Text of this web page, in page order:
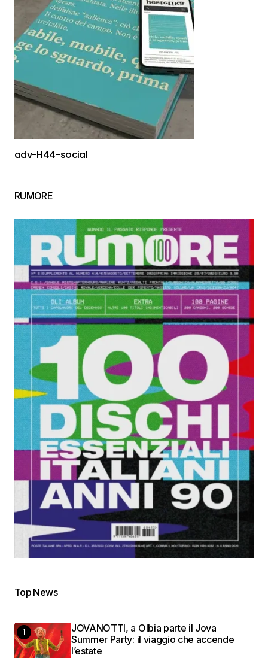
adv-H44-social
RUMORE
Top News
JOVANOTTI, a Olbia parte il Jova
Summer Party: il viaggio che accende
l’estate